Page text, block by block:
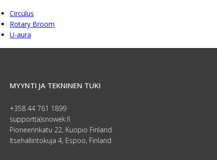
Circulus
Rotary Broom
U-aura
MYYNTI JA TEKNINEN TUKI
+358 44 761 1899
support(a)snowek.fi
Pioneerinkatu 22, Kuopio Finland
Itsehallintokuja 4, Espoo, Finland